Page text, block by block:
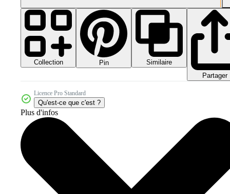
Collection Pin
Similaire
Partager
Licence Pro Standard
Qu'est-ce que c'est ?
Plus d'infos